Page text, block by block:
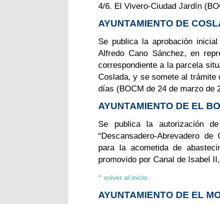
4/6. El Vivero-Ciudad Jardín
AYUNTAMIENTO DE
Se publica la aprobación
Alfredo Cano Sánchez, en
correspondiente a la parcela
Coslada, y se somete al trámite
días (BOCM de 24 de marzo de
AYUNTAMIENTO DE EL
Se publica la autorización
“Descansadero-Abrevadero
para la acometida de
promovido por Canal de Isabel
^ volver al inicio
AYUNTAMIENTO DE EL